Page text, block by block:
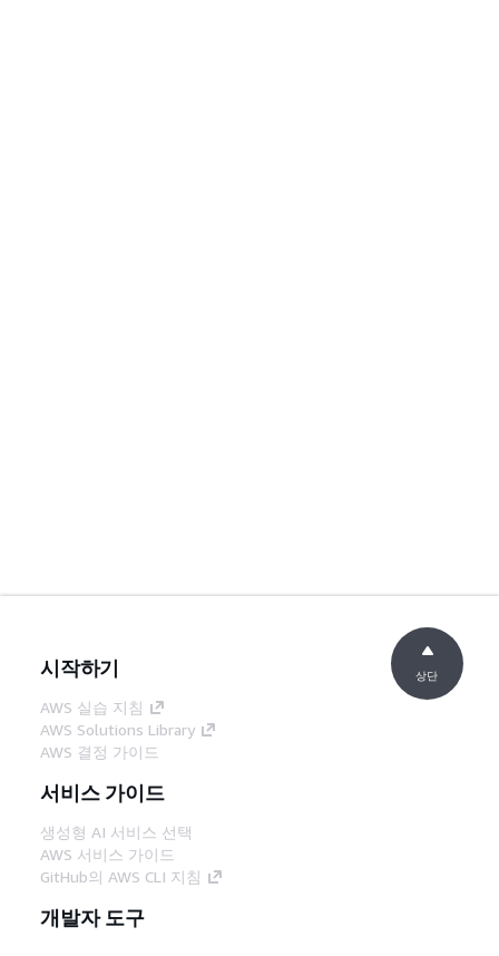
시작하기
AWS 실습 지침
AWS Solutions Library
AWS 결정 가이드
서비스 가이드
생성형 AI 서비스 선택
AWS 서비스 가이드
GitHub의 AWS CLI 지침
개발자 도구
상단